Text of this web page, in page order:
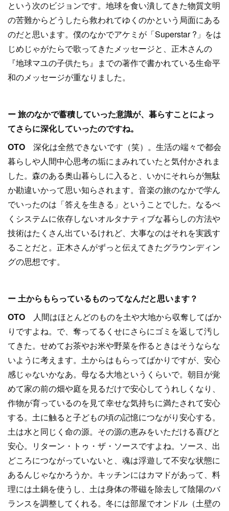
という次のビジョンです。地球を食い潰してきた物質文明
の苦難からどうしたら救われてゆくのかという局面にある
のだと思います。僕のなかでアケミが「Superstar ?」をは
じめじゃがたらで歌ってきたメッセージと、正木さんの
『地球マユの子供たち』までの著作で書かれている生命平
和のメッセージが重なりました。
ー 旅のなかで蓄積していった意識が、暮らすことによっ
てさらに深化していったのですね。
OTO 深化は全然できないです（笑）。生活の端々で都会
暮らしや人間中心思考の垢にまみれていたと気付かされま
した。森のある奥山暮らしに入ると、いかにそれらが無駄
か勘違いかって思い知らされます。音楽の旅のなかで学ん
でいったのは「答えを生きる」ということでした。なるべ
くシステムに依存しないオルタナティブな暮らしの方法や
技術はたくさん出ているけれど、大事なのはそれを実践す
ることだと。正木さんがずっと伝えてきたグラウンディン
グの思想です。
ー 土からもらっているものってなんだと思います？
OTO 人間はほとんどのものを土や大地から収奪してばか
りですよね。で、奪ってるくせにさらにゴミを返して汚し
てきた。せめてお茶やお米や野菜を作るときはそうならな
いように考えます。土からはもらってばかりですが、安心
感じゃないかなあ。母なる大地というくらいで。朝目が覚
めて家の前の畑や庭を見るだけで安心してうれしくなり、
作物が育っているのを見て幸せな気持ちに満たされて安心
する。土に触ると子どもの頃の記憶につながり安心する。
土は水と同じく命の源。その源の恵みをいただける喜びと
安心。リターン・トゥ・ザ・ソースですよね。ソース、出
どころにつながっていないと、魂は浮遊して不安な状態に
あるんじゃなかろうか。キッチンにはカマドがあって、料
理には土鍋を使うし、土は身体の帯磁を除去して陰陽のバ
ランスを調整してくれる。冬には部屋でオンドル（土壁の